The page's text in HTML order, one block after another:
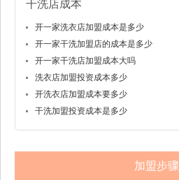
干洗店成本
开一家洗衣店加盟成本是多少
开一家干洗加盟店的成本是多少
开一家干洗店加盟成本大吗
洗衣店加盟投资成本多少
开洗衣店加盟成本要多少
干洗加盟投资成本是多少
加盟步骤